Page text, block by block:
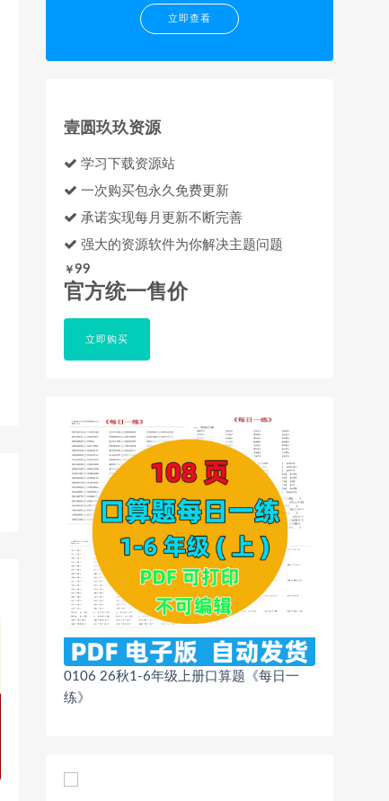
立即查看
壹圆玖玖资源
学习下载资源站
一次购买包永久免费更新
承诺实现每月更新不断完善
强大的资源软件为你解决主题问题
￥99
官方统一售价
立即购买
0106 26秋1-6年级上册口算题《每日一
练》